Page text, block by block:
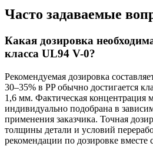
Часто задаваемые
Какая дозировка
класса UL94 V-0?
Рекомендуемая дозировка
30–35% в PP обычно достигается
1,6 мм. Фактическая концентрация
индивидуально подобрана в
применения заказчика. Точная
толщины детали и условий
рекомендации по дозировке вместе